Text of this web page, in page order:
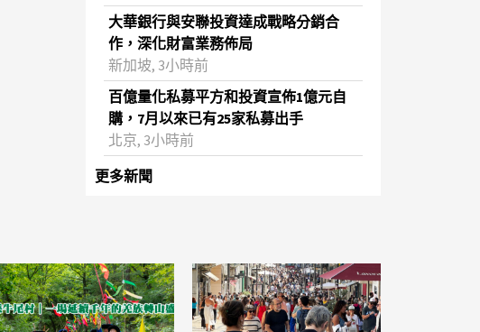
大華銀行與安聯投資達成戰略分銷合
作，深化財富業務佈局
新加坡, 3小時前
百億量化私募平方和投資宣佈1億元自
購，7月以來已有25家私募出手
北京, 3小時前
更多新聞